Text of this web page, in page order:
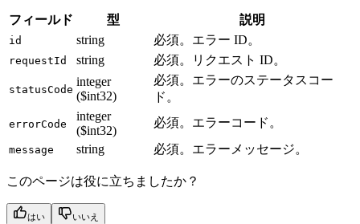
フィールド 型 説明
id string 必須。エラー ID。
requestId string 必須。リクエスト ID。
statusCode
integer
($int32)
必須。エラーのステータスコー
ド。
errorCode
integer
($int32)
必須。エラーコード。
message string 必須。エラーメッセージ。
このページは役に立ちましたか？
はい いいえ